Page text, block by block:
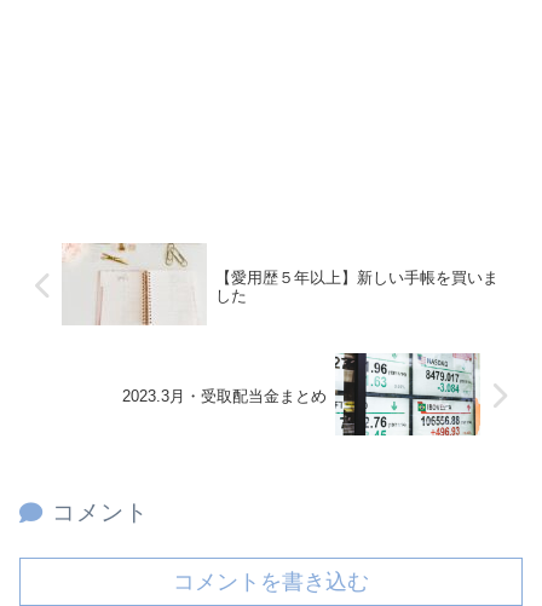
【愛用歴５年以上】新しい手帳を買いま
した
2023.3月・受取配当金まとめ
コメント
コメントを書き込む